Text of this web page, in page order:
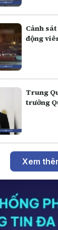
Cảnh
động
Trung
trưởng
Xem